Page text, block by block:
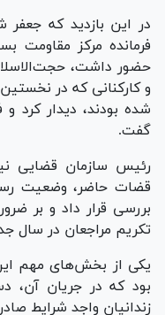
در این بازدید که
فرمانده مرکز مقاومت
حضور داشت،
و کارکنانی که در
شده بودند، دیدار کرد
گفت.
رئیس سازمان قضایی
قضات حاضر، وضعیت
بررسی قرار داد و بر
تکریم مراجعان در سال
یکی از بخش‌های مهم
بود که در جریان آن،
زندانیان واجد شرایط